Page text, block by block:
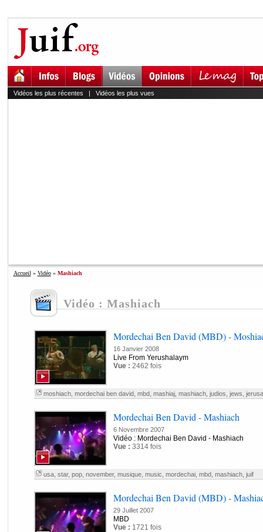
Vidéos les plus récentes | Vidéos les plus vues
Accueil » Vidéo» Mashiach
Vidéo : Mashiach
Mordechai Ben David (MBD) -
16 Janvier 2008
Live From Yerushalaym
Vue : 2462 fois
moshiach, mordechai ben david, mbd, mashiaj, mashiach, judios jews
Mordechai Ben David - Mashiach
6 Novembre 2007
Vidéo : Mordechai Ben David - Mashiach
Vue : 3314 fois
usa, star, pop, november, musique, music mordechai, mbd, mashiach, juif
Mordechai Ben David (MBD) -
29 Juillet 2007
MBD
Vue : 1721 fois